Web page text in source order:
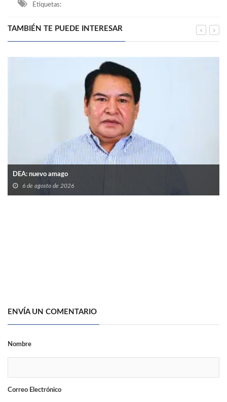
Etiquetas:
TAMBIÉN TE PUEDE INTERESAR
DEA: nuevo amago
6 de agosto de 2026
ENVÍA UN COMENTARIO
Nombre
Correo Electrónico